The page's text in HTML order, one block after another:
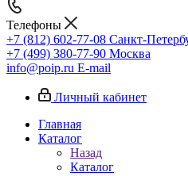
Телефоны
+7 (812) 602-77-08 Санкт-
+7 (499) 380-77-90 Москва
info@poip.ru E-mail
Личный кабинет
Главная
Каталог
Назад
Каталог